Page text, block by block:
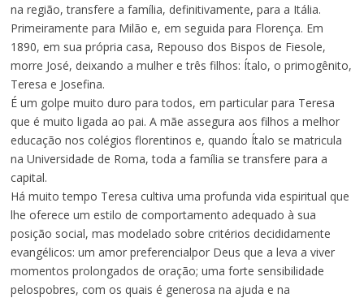
na região, transfere a família, definitivamente, para a Itália.
Primeiramente para Milão e, em seguida para Florença. Em
1890, em sua própria casa, Repouso dos Bispos de Fiesole,
morre José, deixando a mulher e três filhos: Ítalo, o primogênito,
Teresa e Josefina.
É um golpe muito duro para todos, em particular para Teresa
que é muito ligada ao pai. A mãe assegura aos filhos a melhor
educação nos colégios florentinos e, quando Ítalo se matricula
na Universidade de Roma, toda a família se transfere para a
capital.
Há muito tempo Teresa cultiva uma profunda vida espiritual que
lhe oferece um estilo de comportamento adequado à sua
posição social, mas modelado sobre critérios decididamente
evangélicos: um amor preferencialpor Deus que a leva a viver
momentos prolongados de oração; uma forte sensibilidade
pelospobres, com os quais é generosa na ajuda e na